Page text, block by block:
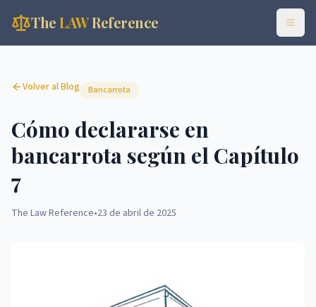
TheLAWReference
Volver al Blog Bancarrota
Cómo declararse en
bancarrota según el Capítulo
7
The Law Reference•23 de abril de 2025